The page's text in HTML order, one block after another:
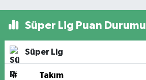
Süper Lig Puan Durumu
Süper Lig
# Takım